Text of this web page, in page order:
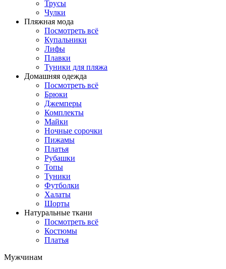
Трусы
Чулки
Пляжная мода
Посмотреть всё
Купальники
Лифы
Плавки
Туники для пляжа
Домашняя одежда
Посмотреть всё
Брюки
Джемперы
Комплекты
Майки
Ночные сорочки
Пижамы
Платья
Рубашки
Топы
Туники
Футболки
Халаты
Шорты
Натуральные ткани
Посмотреть всё
Костюмы
Платья
Мужчинам